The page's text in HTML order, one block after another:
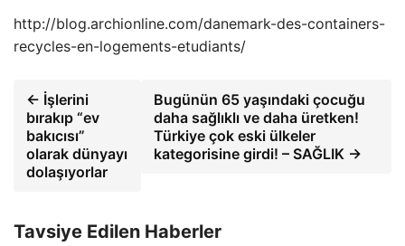
http://blog.archionline.com/danemark-des-containers-
recycles-en-logements-etudiants/
← İşlerini
bırakıp “ev
bakıcısı”
olarak dünyayı
dolaşıyorlar
Bugünün 65 yaşındaki çocuğu
daha sağlıklı ve daha üretken!
Türkiye çok eski ülkeler
kategorisine girdi! – SAĞLIK →
Tavsiye Edilen Haberler